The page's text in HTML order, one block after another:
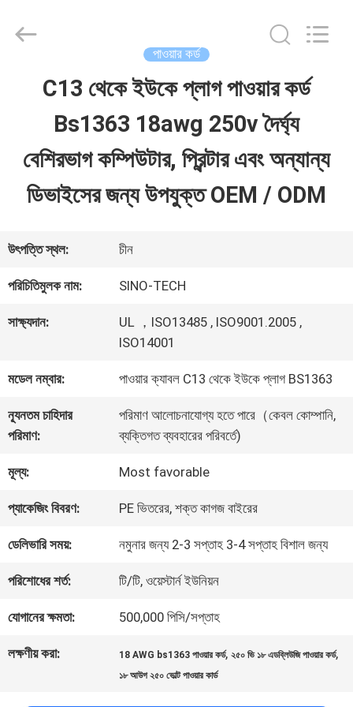
পণ্য
ভিডিও
আমাদের
সম্বন্ধে
পরিদর্শন
নিয়ন্ত্রণ
আমাদের
সাথে
যোগাযোগ
Media
পাওয়ার কর্ড
C13 থেকে ইউকে প্লাগ পাওয়ার কর্ড
Bs1363 18awg 250v দৈর্ঘ্য
বেশিরভাগ কম্পিউটার, প্রিন্টার এবং অন্যান্য
ডিভাইসের জন্য উপযুক্ত OEM / ODM
উৎপত্তি স্থল: চীন
পরিচিতিমুলক নাম: SINO-TECH
সাক্ষ্যদান:
UL ，ISO13485 , ISO9001.2005 ,
ISO14001
মডেল নম্বার: পাওয়ার ক্যাবল C13 থেকে ইউকে প্লাগ BS1363
ন্যূনতম চাহিদার
পরিমাণ:
পরিমাণ আলোচনাযোগ্য হতে পারে（কেবল কোম্পানি,
ব্যক্তিগত ব্যবহারের পরিবর্তে)
মূল্য: Most favorable
প্যাকেজিং বিবরণ: PE ভিতরের, শক্ত কাগজ বাইরের
ডেলিভারি সময়: নমুনার জন্য 2-3 সপ্তাহ 3-4 সপ্তাহ বিশাল জন্য
পরিশোধের শর্ত: টি/টি, ওয়েস্টার্ন ইউনিয়ন
যোগানের ক্ষমতা: 500,000 পিসি/সপ্তাহ
লক্ষণীয় করা: 18 AWG bs1363 পাওয়ার কর্ড,২৫০ ভি ১৮ এডব্লিউজি পাওয়ার কর্ড,
১৮ আউগ ২৫০ ভোল্ট পাওয়ার কার্ড